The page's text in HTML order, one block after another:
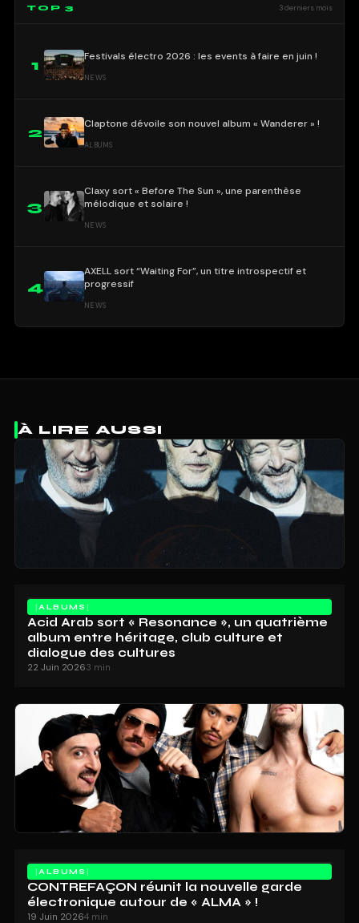
TOP 3 3 derniers mois
1
Festivals électro 2026 : les events à faire en juin !
NEWS
2
Claptone dévoile son nouvel album « Wanderer » !
ALBUMS
3
Claxy sort « Before The Sun », une parenthèse
mélodique et solaire !
NEWS
4
AXELL sort “Waiting For”, un titre introspectif et
progressif
NEWS
À LIRE AUSSI
ALBUMS
Acid Arab sort « Resonance », un quatrième
album entre héritage, club culture et
dialogue des cultures
22 Juin 20263 min
ALBUMS
CONTREFAÇON réunit la nouvelle garde
électronique autour de « ALMA » !
19 Juin 20264 min